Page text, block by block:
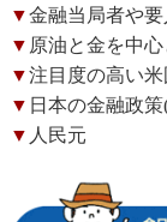
▼金融当局者や
▼ 原油と金を中
▼注目度の高い
▼ 日本の金融政
▼ 人民元